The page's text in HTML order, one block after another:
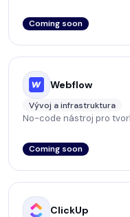
Coming soon
Webflow
Vývoj a infrastruktura
No-code nástroj pro
Coming soon
ClickUp